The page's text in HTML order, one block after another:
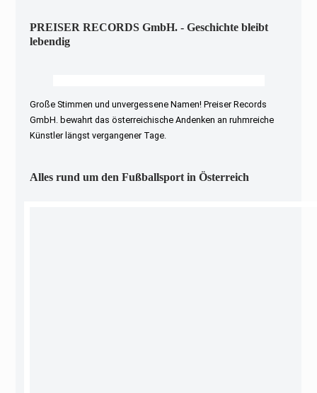
PREISER RECORDS GmbH. - Geschichte bleibt
lebendig
Große Stimmen und unvergessene Namen! Preiser Records
GmbH. bewahrt das österreichische Andenken an ruhmreiche
Künstler längst vergangener Tage.
Alles rund um den Fußballsport in Österreich